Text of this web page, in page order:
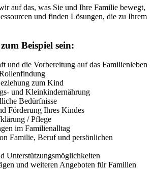
auf das, was Sie und Ihre Familie bewegt,
und finden Lösungen, die zu Ihrem
Beispiel sein:
und die Vorbereitung auf das Familienleben
zum Kind
und Kleinkindernährung
Bedürfnisse
Förderung Ihres Kindes
/ Pflege
im Familienalltag
Familie, Beruf und persönlichen
Unterstützungsmöglichkeiten
und weiteren Angeboten für Familien